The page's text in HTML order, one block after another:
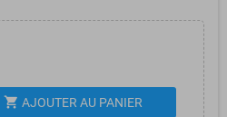
shopping_cart AJOUTER AU PANIER